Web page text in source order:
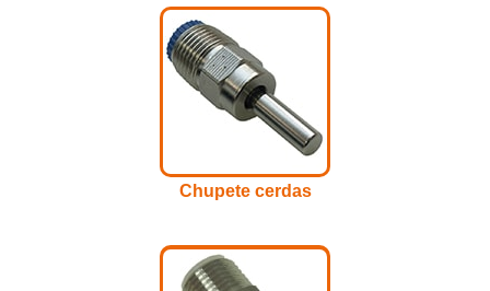
Chupete cerdas